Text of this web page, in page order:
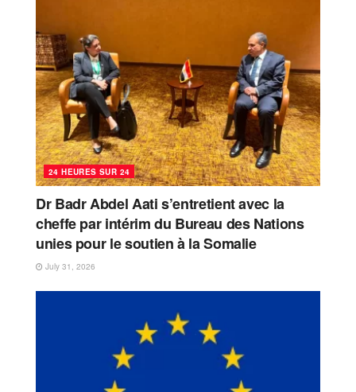
24 HEURES SUR 24
Dr Badr Abdel Aati s’entretient avec la
cheffe par intérim du Bureau des Nations
unies pour le soutien à la Somalie
July 31, 2026